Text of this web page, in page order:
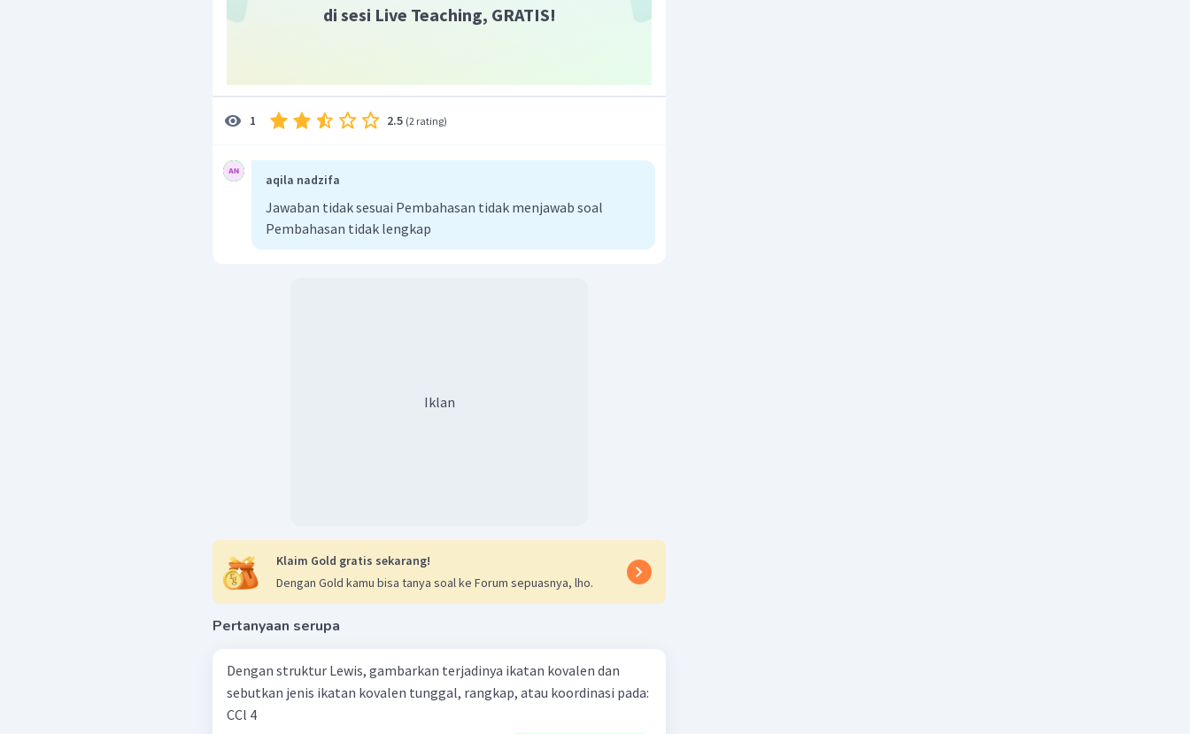
di sesi Live Teaching, GRATIS!
1 2.5 (2 rating)
aqila nadzifa
Jawaban tidak sesuai Pembahasan tidak menjawab soal
Pembahasan tidak lengkap
Iklan
Klaim Gold gratis sekarang!
Dengan Gold kamu bisa tanya soal ke Forum sepuasnya, lho.
Pertanyaan serupa
Dengan struktur Lewis, gambarkan terjadinya ikatan kovalen dan
sebutkan jenis ikatan kovalen tunggal, rangkap, atau koordinasi pada:
CCl 4 ​